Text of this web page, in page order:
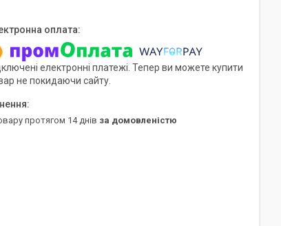
електронні платежі. Тепер ви можете купити
не покидаючи сайту.
протягом 14 днів за домовленістю